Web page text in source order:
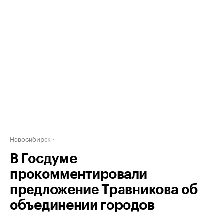
Новосибирск
В Госдуме
прокомментировали
предложение Травникова об
объединении городов